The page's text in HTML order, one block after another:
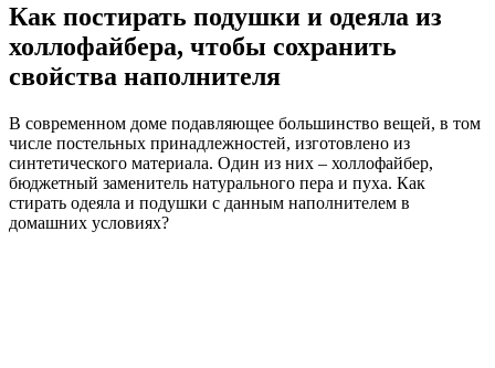
Как постирать подушки и одеяла из
холлофайбера, чтобы сохранить
свойства наполнителя
В современном доме подавляющее большинство вещей, в том
числе постельных принадлежностей, изготовлено из
синтетического материала. Один из них – холлофайбер,
бюджетный заменитель натурального пера и пуха. Как
стирать одеяла и подушки с данным наполнителем в
домашних условиях?